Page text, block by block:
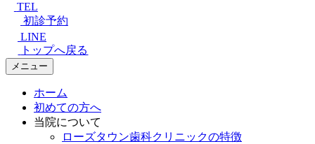
TEL
初診予約
LINE
トップへ戻る
メニュー
ホーム
初めての方へ
当院について
ローズタウン歯科クリニックの特徴